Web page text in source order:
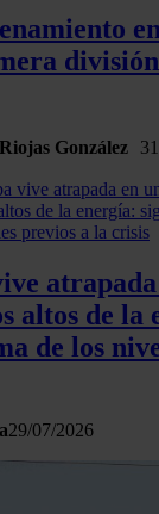
González
altos de la
de los
29/07/2026